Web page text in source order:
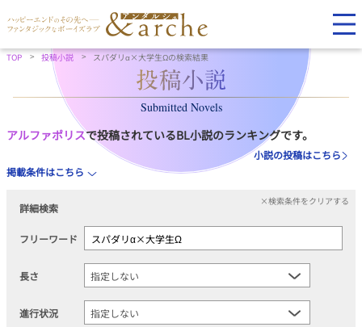
TOP 投稿小説 スパダリα×大学生Ωの検索結果
Submitted Novels
アルファポリスで投稿されているBL小説のランキングです。
小説の投稿はこちら
掲載条件はこちら
詳細検索
×検索条件をクリアする
フリーワード
長さ
進行状況